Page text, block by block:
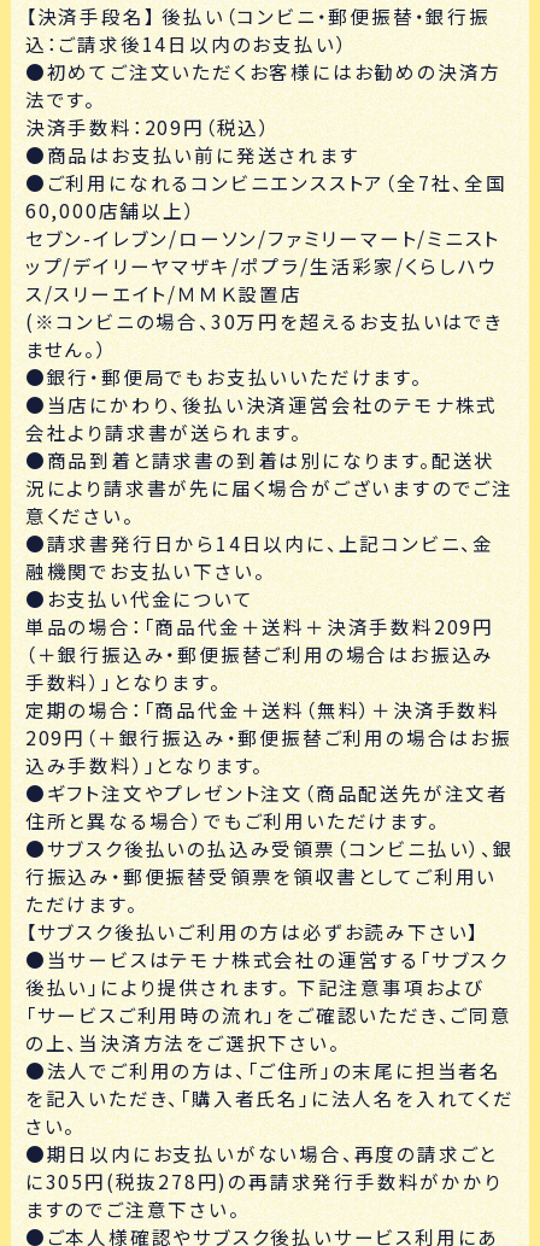
【決済手段名】 後払い（コンビニ・郵便振替・銀行振
込：ご請求後14日以内のお支払い）
●初めてご注文いただくお客様にはお勧めの決済方
法です。
決済手数料：209円（税込）
●商品はお支払い前に発送されます
●ご利用になれるコンビニエンスストア（全7社、全国
60,000店舗以上）
セブン-イレブン/ローソン/ファミリーマート/ミニスト
ップ/デイリーヤマザキ/ポプラ/生活彩家/くらしハウ
ス/スリーエイト/ＭＭＫ設置店
(※コンビニの場合、30万円を超えるお支払いはでき
ません。）
●銀行・郵便局でもお支払いいただけます。
●当店にかわり、後払い決済運営会社のテモナ株式
会社より請求書が送られます。
●商品到着と請求書の到着は別になります。配送状
況により請求書が先に届く場合がございますのでご注
意ください。
●請求書発行日から14日以内に、上記コンビニ、金
融機関でお支払い下さい。
●お支払い代金について
単品の場合：「商品代金＋送料＋決済手数料209円
（＋銀行振込み・郵便振替ご利用の場合はお振込み
手数料）」となります。
定期の場合：「商品代金＋送料（無料）＋決済手数料
209円（＋銀行振込み・郵便振替ご利用の場合はお振
込み手数料）」となります。
●ギフト注文やプレゼント注文（商品配送先が注文者
住所と異なる場合）でもご利用いただけます。
●サブスク後払いの払込み受領票（コンビニ払い）、銀
行振込み・郵便振替受領票を領収書としてご利用い
ただけます。
【サブスク後払いご利用の方は必ずお読み下さい】
●当サービスはテモナ株式会社の運営する「サブスク
後払い」により提供されます。 下記注意事項および
「サービスご利用時の流れ」をご確認いただき、ご同意
の上、当決済方法をご選択下さい。
●法人でご利用の方は、「ご住所」の末尾に担当者名
を記入いただき、「購入者氏名」に法人名を入れてくだ
さい。
●期日以内にお支払いがない場合、再度の請求ごと
に305円(税抜278円)の再請求発行手数料がかかり
ますのでご注意下さい。
●ご本人様確認やサブスク後払いサービス利用にあ